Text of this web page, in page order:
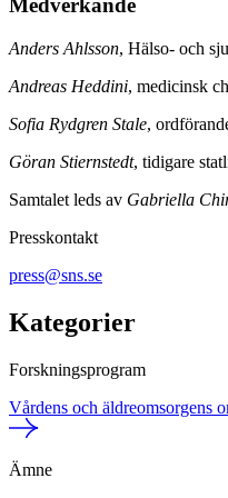
Medverkande
Anders Ahlsson, Hälso- och
Andreas Heddini, medicinsk
Sofia Rydgren Stale,
Göran Stiernstedt, tidigare
Samtalet leds av Gabriella
Presskontakt
press@sns.se
Kategorier
Forskningsprogram
Vårdens och äldreomsorgens
Ämne